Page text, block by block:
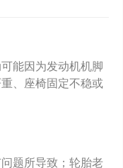
能因为发动机机脚
、座椅固定不稳或
的，这种直接更
或进气故障导致
抖动，建议及时清
题所导致；轮胎老